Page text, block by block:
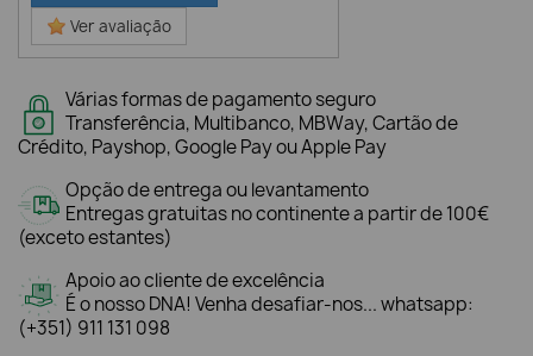
Ver avaliação
Várias formas de pagamento seguro
Transferência, Multibanco, MBWay, Cartão de
Crédito, Payshop, Google Pay ou Apple Pay
Opção de entrega ou levantamento
Entregas gratuitas no continente a partir de 100€
(exceto estantes)
Apoio ao cliente de excelência
É o nosso DNA! Venha desafiar-nos... whatsapp:
(+351) 911 131 098